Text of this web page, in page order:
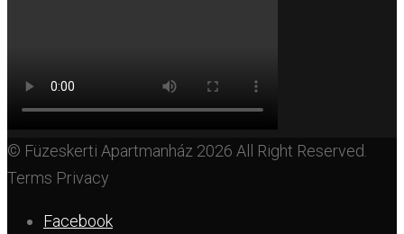
© Füzeskerti Apartmanház 2026 All Right Reserved.
Terms Privacy
Facebook